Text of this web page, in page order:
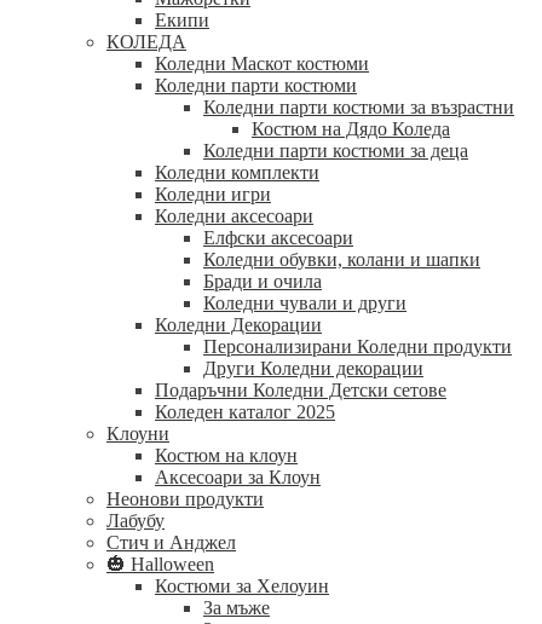
Екипи
КОЛЕДА
Коледни Маскот костюми
Коледни парти костюми
Коледни парти костюми за възрастни
Костюм на Дядо Коледа
Коледни парти костюми за деца
Коледни комплекти
Коледни игри
Коледни аксесоари
Елфски аксесоари
Коледни обувки, колани и шапки
Бради и очила
Коледни чували и други
Коледни Декорации
Персонализирани Коледни продукти
Други Коледни декорации
Подаръчни Коледни Детски сетове
Коледен каталог 2025
Клоуни
Костюм на клоун
Аксесоари за Клоун
Неонови продукти
Лабубу
Стич и Анджел
🎃 Halloween
Костюми за Хелоуин
За мъже